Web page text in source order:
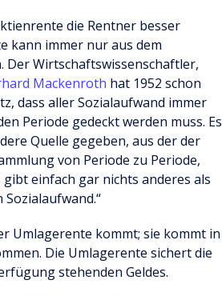
die Rentner besser
kann immer nur aus dem
Der Wirtschaftswissenschaftler,
Mackenroth hat 1952 schon
dass aller Sozialaufwand immer
Periode gedeckt werden muss. Es
Quelle gegeben, aus der der
von Periode zu Periode,
einfach gar nichts anderes als
Umlagerente kommt; sie kommt in
Die Umlagerente sichert die
stehenden Geldes.